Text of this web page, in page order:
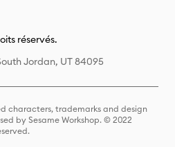
réservés.
Jordan, UT 84095
characters, trademarks and design
by Sesame Workshop. © 2022